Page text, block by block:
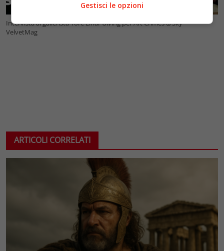
Intervista al gallerista Tore Einar Ulving per Art Crimes @Sky –
VelvetMag
ARTICOLI CORRELATI
Gestisci le opzioni